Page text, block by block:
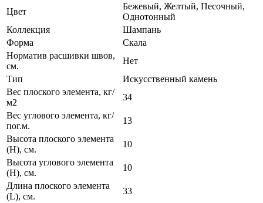
Цвет
Бежевый, Желтый, Песочный,
Однотонный
Коллекция
Шампань
Форма
Скала
Норматив расшивки швов,
см.
Нет
Тип
Искусственный камень
Вес плоского элемента, кг/
м2
34
Вес углового элемента, кг/
пог.м.
13
Высота плоского элемента
(H), см.
10
Высота углового элемента
(H), см.
10
Длина плоского элемента
(L), см.
33